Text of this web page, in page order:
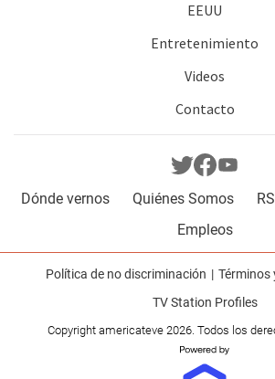
EEUU
Entretenimiento
Videos
Contacto
Dónde vernos Quiénes Somos
Empleos
Política de no discriminación
Términos
TV Station Profiles
Copyright americateve 2026. Todos los